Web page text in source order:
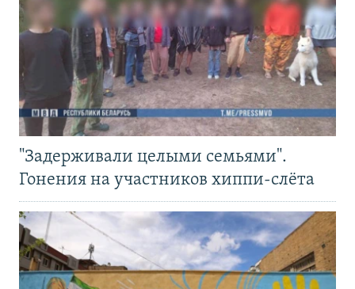
"Задерживали целыми семьями".
Гонения на участников хиппи-слёта